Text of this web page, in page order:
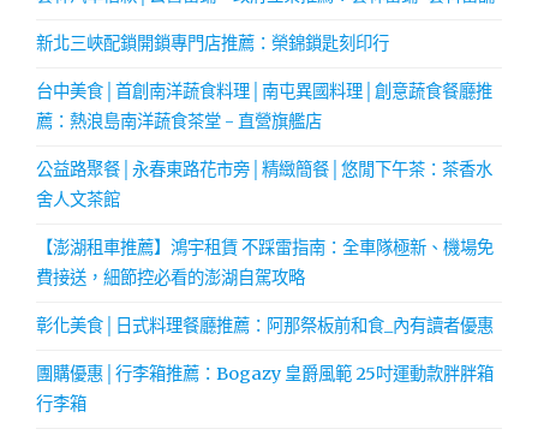
新北三峽配鎖開鎖專門店推薦：榮錦鎖匙刻印行
台中美食│首創南洋蔬食料理│南屯異國料理│創意蔬食餐廳推
薦：熱浪島南洋蔬食茶堂 - 直營旗艦店
公益路聚餐│永春東路花市旁│精緻簡餐│悠閒下午茶：茶香水
舍人文茶館
【澎湖租車推薦】鴻宇租賃 不踩雷指南：全車隊極新、機場免
費接送，細節控必看的澎湖自駕攻略
彰化美食│日式料理餐廳推薦：阿那祭板前和食_內有讀者優惠
團購優惠│行李箱推薦：Bogazy 皇爵風範 25吋運動款胖胖箱
行李箱